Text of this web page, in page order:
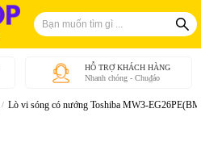
HỖ TRỢ KHÁCH HÀNG
Nhanh chóng - Chu₫áo
Lò vi sóng có nướng Toshiba MW3-